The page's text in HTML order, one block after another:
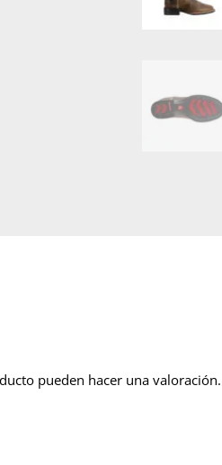
pueden hacer una valoración.